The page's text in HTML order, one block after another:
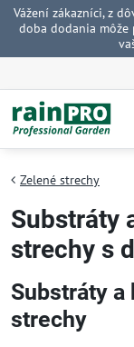
Vážení zákazníci, z
doba dodania môže
Zelené strechy
Substráty
strechy s
Substráty a
strechy